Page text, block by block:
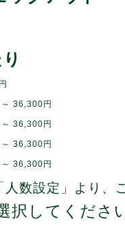
36,300円
36,300円
36,300円
36,300円
人数設定」より、
択してくださ